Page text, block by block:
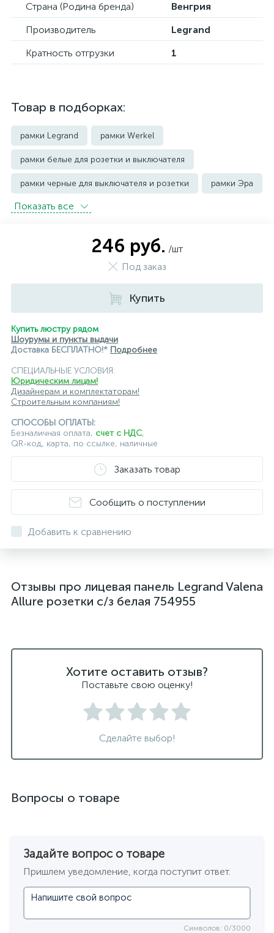
Страна (Родина бренда)
Венгрия
Производитель
Legrand
Кратность отгрузки
1
Товар в подборках:
рамки Legrand рамки Werkel
рамки белые для розетки и выключателя
рамки черные для выключателя и розетки рамки Эра
Показать всe
246 руб. /шт
Под заказ
Купить
Купить люстру рядом
Шоурумы и пункты выдачи
Доставка БЕСПЛАТНО!* Подробнее
СПЕЦИАЛЬНЫЕ УСЛОВИЯ:
Юридическим лицам!
Дизайнерам и комплектаторам!
Строительным компаниям!
СПОСОБЫ ОПЛАТЫ:
Безналичная оплата, счет с НДС,
QR-код, карта, по ссылке, наличные
Заказать товар
Сообщить о поступлении
Добавить к сравнению
Отзывы про лицевая панель Legrand Valena
Allure розетки с/з белая 754955
Хотите оставить отзыв?
Поставьте свою оценку!
Сделайте выбор!
Вопросы о товаре
Задайте вопрос о товаре
Пришлем уведомление, когда поступит ответ.
Символов: 0/3000